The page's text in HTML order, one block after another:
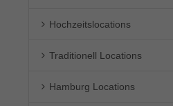
Hochzeitslocations
Traditionell Locations
Hamburg Locations